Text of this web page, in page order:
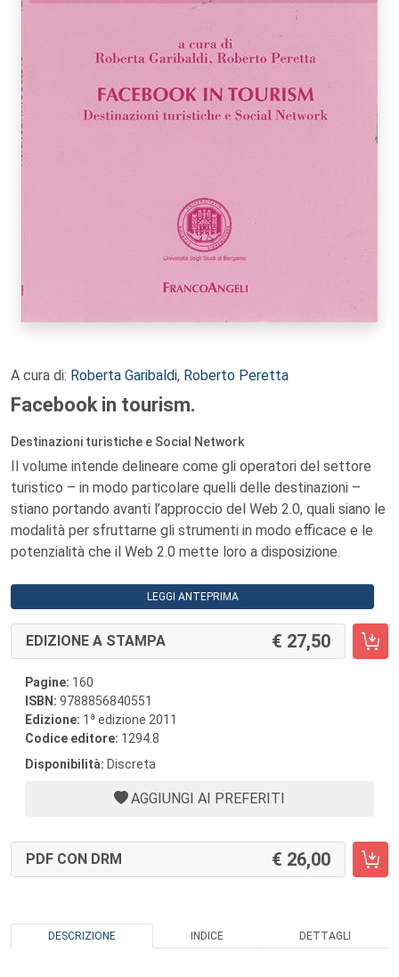
A cura di: Roberta Garibaldi, Roberto Peretta
Facebook in tourism.
Destinazioni turistiche e Social Network
Il volume intende delineare come gli operatori del settore
turistico – in modo particolare quelli delle destinazioni –
stiano portando avanti l’approccio del Web 2.0, quali siano le
modalità per sfruttarne gli strumenti in modo efficace e le
potenzialità che il Web 2.0 mette loro a disposizione.
LEGGI ANTEPRIMA
EDIZIONE A STAMPA 27,50
Pagine: 160
ISBN: 9788856840551
Edizione: 1 a edizione 2011
Codice editore: 1294.8
Disponibilità: Discreta
AGGIUNGI AI PREFERITI
PDF CON DRM 26,00
DESCRIZIONE INDICE DETTAGLI